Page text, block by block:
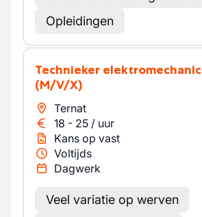
Opleidingen
Technieker
(M/V/X)
Ternat
18 - 25 / uur
Kans op vast
Voltijds
Dagwerk
Veel variatie op werven